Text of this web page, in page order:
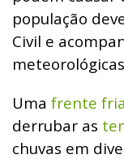
população
Civil e
Uma frente fria
derrubar as
chuvas em